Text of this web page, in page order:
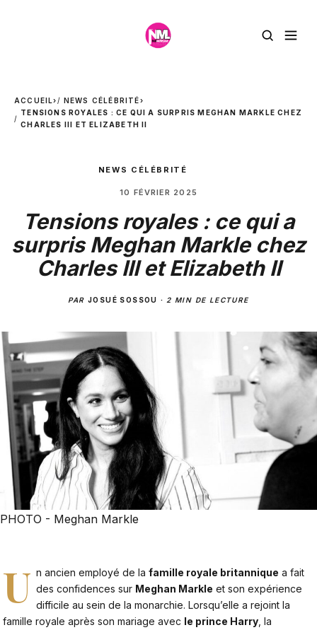
ACCUEIL› NEWS CÉLÉBRITÉ›
TENSIONS ROYALES : CE QUI A SURPRIS MEGHAN MARKLE CHEZ
CHARLES III ET ELIZABETH II
NEWS CÉLÉBRITÉ
10 FÉVRIER 2025
Tensions royales : ce qui a
surpris Meghan Markle chez
Charles III et Elizabeth II
PARJOSUÉ SOSSOU · 2 MIN DE LECTURE
PHOTO - Meghan Markle
U n ancien employé de lafamille royale britannique a fait
des confidences sur Meghan Markle et son expérience
difficile au sein de la monarchie. Lorsqu’elle a rejoint la
famille royale après son mariage avec le prince Harry , la